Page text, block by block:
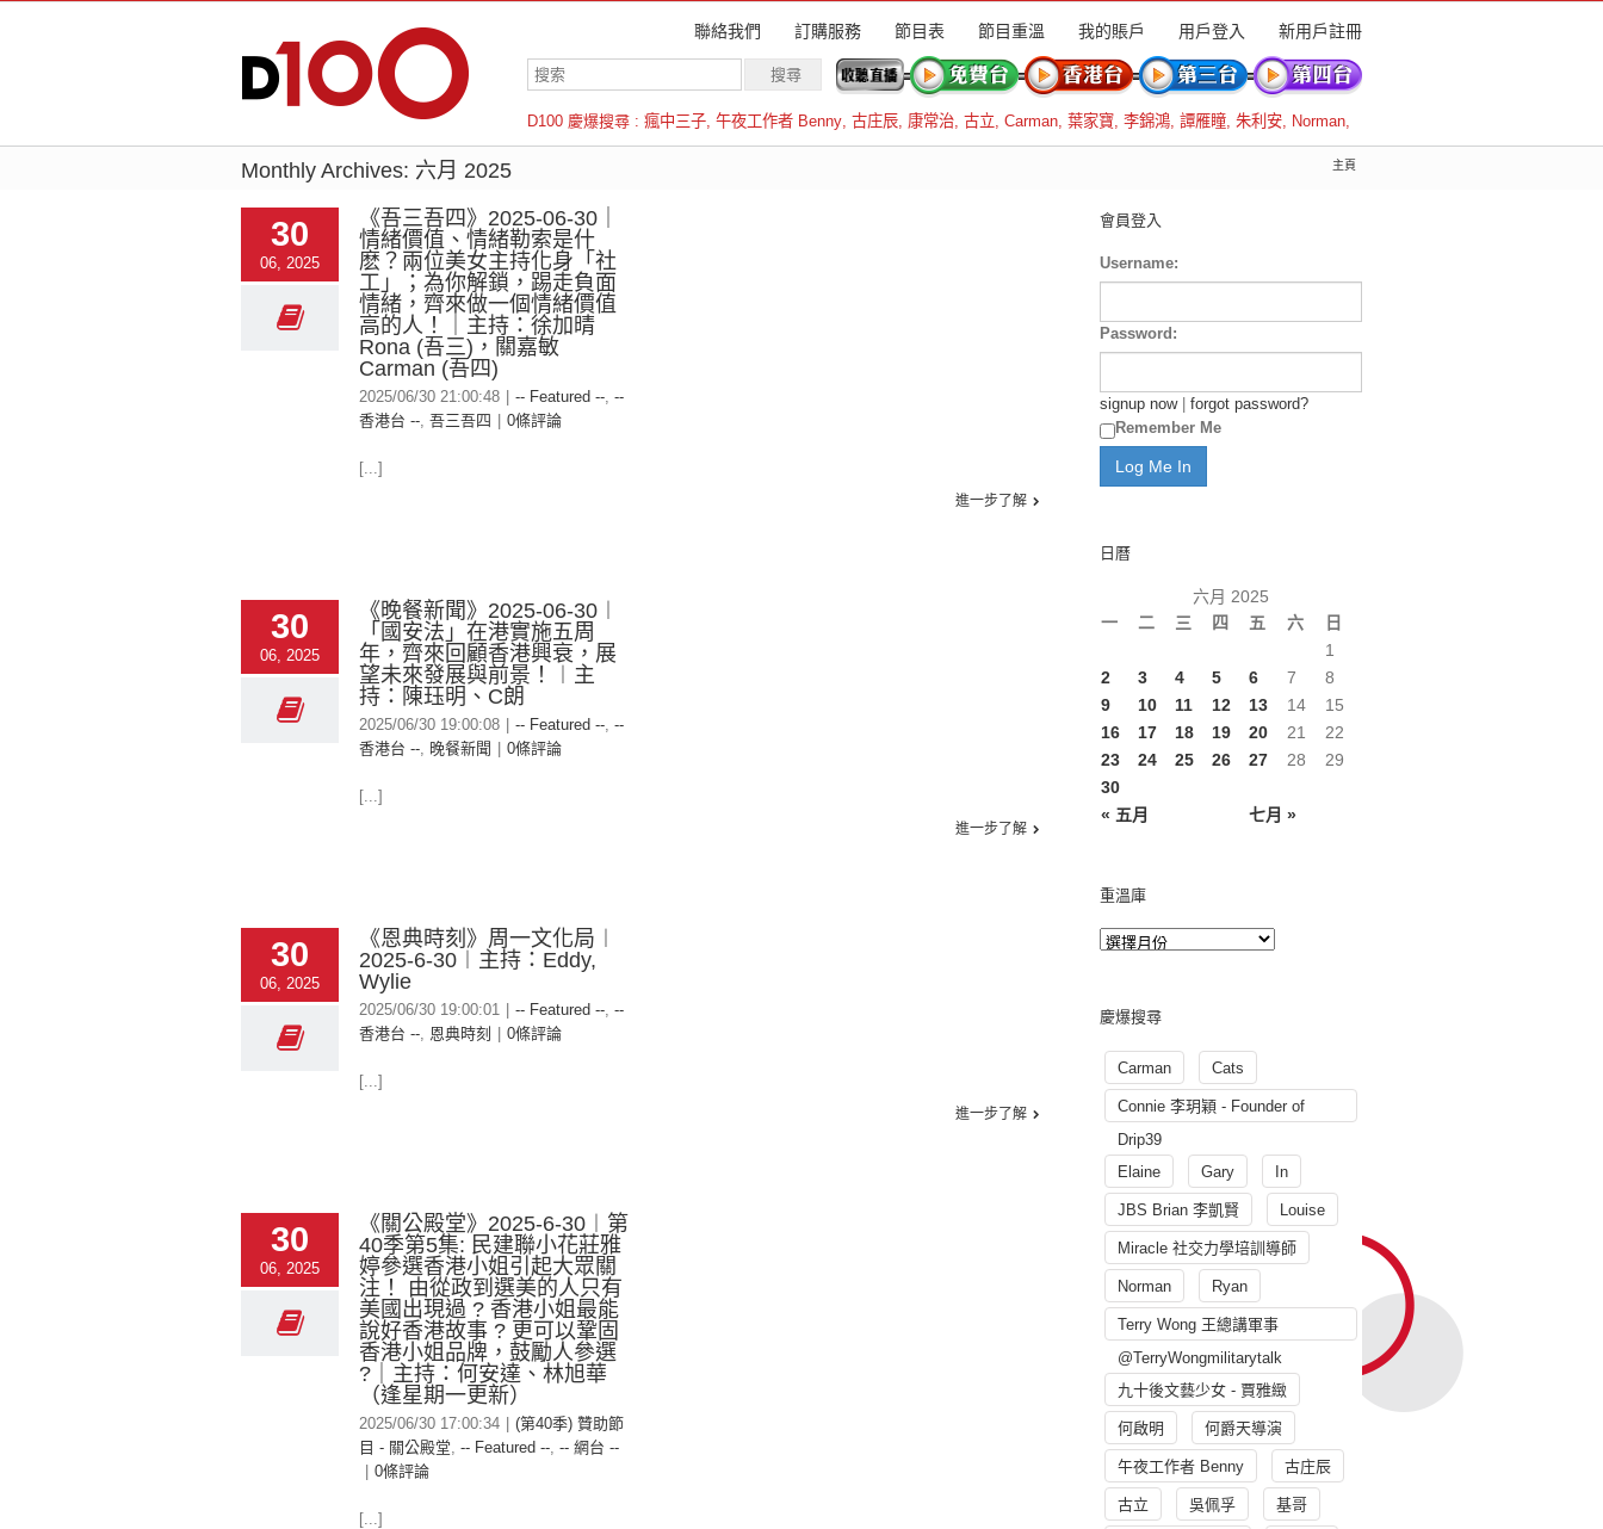
聯絡我們 訂購服務 節目表 節目重溫 我的賬戶 用戶登入 新用戶註冊
D100 慶爆搜尋 : 瘋中三子, 午夜工作者 Benny, 古庄辰, 康常治, 古立, Carman, 葉家寶, 李錦鴻, 譚雁瞳, 朱利安, Norman,
羅倫斯
Monthly Archives: 六月 2025 主頁
30
06, 2025
《吾三吾四》2025-06-30｜
情緒價值、情緒勒索是什
麽？兩位美女主持化身「社
工」；為你解鎖，踢走負面
情緒，齊來做一個情緒價值
高的人！｜主持：徐加晴
Rona (吾三)，關嘉敏
Carman (吾四)
2025/06/30 21:00:48 -- Featured --, --
香港台 --, 吾三吾四 0條評論
[...]
進一步了解
30
06, 2025
《晚餐新聞》2025-06-30︱
「國安法」在港實施五周
年，齊來回顧香港興衰，展
望未來發展與前景！︱主
持：陳珏明、C朗
2025/06/30 19:00:08 -- Featured --, --
香港台 --, 晚餐新聞 0條評論
[...]
進一步了解
30
06, 2025
《恩典時刻》周一文化局︱
2025-6-30︱主持：Eddy,
Wylie
2025/06/30 19:00:01 -- Featured --, --
香港台 --, 恩典時刻 0條評論
[...]
進一步了解
30
06, 2025
《關公殿堂》2025-6-30︱第
40季第5集: 民建聯小花莊雅
婷參選香港小姐引起大眾關
注！ 由從政到選美的人只有
美國出現過 ? 香港小姐最能
說好香港故事 ? 更可以鞏固
香港小姐品牌，鼓勵人參選
?｜主持：何安達、林旭華
（逢星期一更新）
2025/06/30 17:00:34
(第40季) 贊助節
目 - 關公殿堂, -- Featured --, -- 網台 --
0條評論
[...]
會員登入
Username:
Password:
signup now| forgot password?
Remember Me
日曆
六月 2025
一
二 三 四 五 六 日
« 五月 七月 »
1
2
3 4 5 6 7
8
9
10 11 12 13 14
15
16
17 18 19 20 21
22
23
24 25 26 27 28
29
30
重溫庫
慶爆搜尋
Carman Cats
Connie 李玥穎 - Founder of
Drip39
Elaine
Gary In
JBS Brian 李凱賢 Louise
Miracle 社交力學培訓導師
Norman Ryan
Terry Wong 王總講軍事
@TerryWongmilitarytalk
九十後文藝少女 - 賈雅緻
何啟明 何爵天導演
午夜工作者 Benny 古庄辰
古立 吳佩孚 基哥